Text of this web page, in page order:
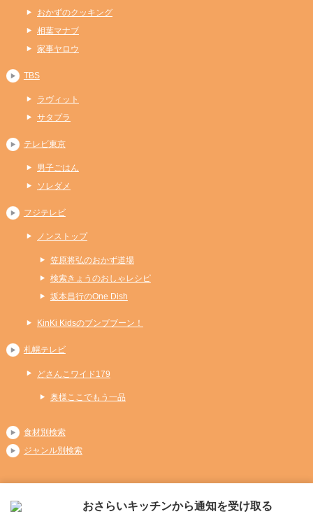
おかずのクッキング
相葉マナブ
家事ヤロウ
TBS
ラヴィット
サタプラ
テレビ東京
男子ごはん
ソレダメ
フジテレビ
ノンストップ
笠原将弘のおかず道場
検索きょうのおしゃレシピ
坂本昌行のOne Dish
KinKi Kidsのブンブブーン！
札幌テレビ
どさんこワイド179
奥様ここでもう一品
食材別検索
ジャンル別検索
おさらいキッチンから通知を受け取る